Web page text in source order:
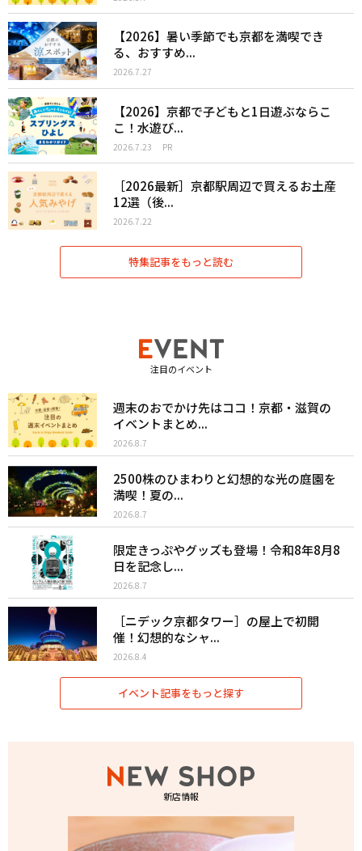
【2026】暑い季節でも京都を満喫でき
る、おすすめ...
2026.7.27
【2026】京都で子どもと1日遊ぶならこ
こ！水遊び...
2026.7.23 PR
［2026最新］京都駅周辺で買えるお土産
12選（後...
2026.7.22
特集記事をもっと読む
注目のイベント
週末のおでかけ先はココ！京都・滋賀の
イベントまとめ...
2026.8.7
2500株のひまわりと幻想的な光の庭園を
満喫！夏の...
2026.8.7
限定きっぷやグッズも登場！令和8年8月8
日を記念し...
2026.8.7
［ニデック京都タワー］の屋上で初開
催！幻想的なシャ...
2026.8.4
イベント記事をもっと探す
新店情報